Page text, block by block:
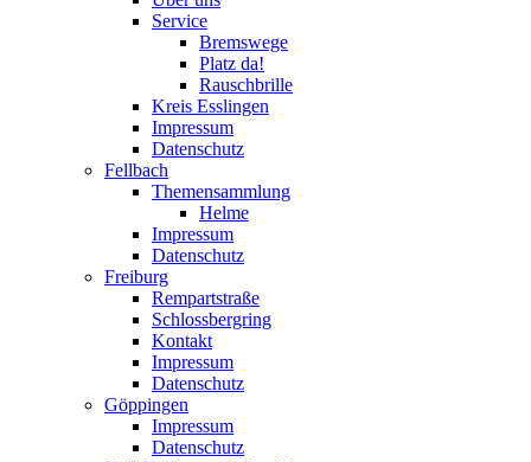
Service
Bremswege
Platz da!
Rauschbrille
Kreis Esslingen
Impressum
Datenschutz
Fellbach
Themensammlung
Helme
Impressum
Datenschutz
Freiburg
Rempartstraße
Schlossbergring
Kontakt
Impressum
Datenschutz
Göppingen
Impressum
Datenschutz